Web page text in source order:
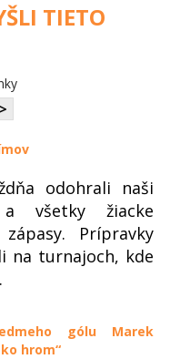
TIETO
odohrali naši
všetky žiacke
Prípravky
na turnajoch, kde
gólu Marek
hrom“